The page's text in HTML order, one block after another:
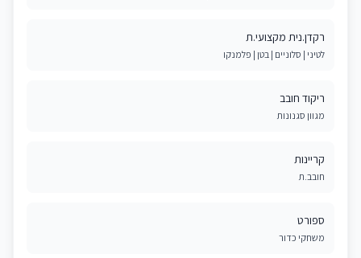
רקדן.נית מקצועי.ת
לטיני | סלוניים | בטן | פלמנקו
ריקוד חובב
מגוון סגנונות
קריינות
חובב.ת
ספורט
משחקי כדור